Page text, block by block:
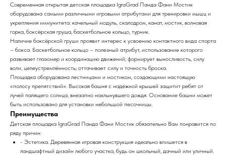
Современная открытая детская площадка IgraGrad Панда Фани Мостик
оборудована самыми различными игровыми атрибутами для тренировки мышц и
укрепления иммунитета: качельный модуль, скалодром, канат, мостик, волновая
горка, боксёрская груша, баскетбольное кольцо, турник.
Наличие боксёрской груши проявит интерес к усвоению контактного вида спорта
– бокса. Баскетбольное кольцо – полезный атрибут, использование которого
развивает глазомер и координацию движений; формирует выносливость, силу
воли, целеустремлённость; оттачивает силу и точность броска.
Площадка оборудована лестницами и мостиком, создающими настоящую
«полосу препятствий». Высокая башня с надёжной крышей защитит ребят от
лучей палящего солнца, внезапно нахлынувшего дождя. Основание башни может
быть использовано для установки небольшой песочницы.
Преимущества
Детская площадка IgraGrad Панда Фани Мостик обязательно Вам понравится по
ряду причин:
- Эстетика. Деревянная игровая конструкция идеально впишется в
ландшафтный дизайн любого участка, будь он школьный, дачный или уличный.